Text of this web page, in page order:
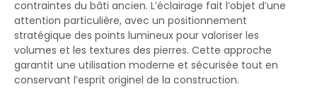
contraintes du bâti ancien. L’éclairage fait l’objet d’une
attention particulière, avec un positionnement
stratégique des points lumineux pour valoriser les
volumes et les textures des pierres. Cette approche
garantit une utilisation moderne et sécurisée tout en
conservant l’esprit originel de la construction.